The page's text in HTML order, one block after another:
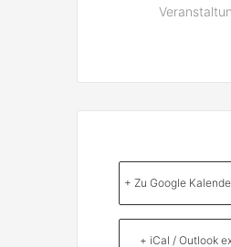
+ Zu Google
+ iCal / Outlook